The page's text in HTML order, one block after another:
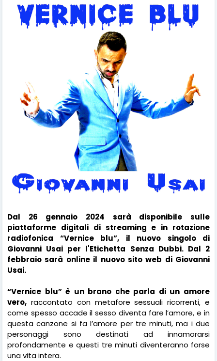
Dal 26 gennaio 2024 sarà disponibile sulle
piattaforme digitali di streaming e in rotazione
radiofonica “Vernice blu”, il nuovo singolo di
Giovanni Usai per l'Etichetta Senza Dubbi. Dal 2
febbraio sarà online il nuovo sito web di Giovanni
Usai.
“Vernice blu” è un brano che parla di un amore
vero, raccontato con metafore sessuali ricorrenti, e
come spesso accade il sesso diventa fare l’amore, e in
questa canzone si fa l’amore per tre minuti, ma i due
personaggi sono destinati ad innamorarsi
profondamente e questi tre minuti diventeranno forse
una vita intera.